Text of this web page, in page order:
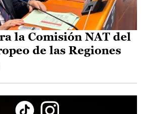
la Comisión NAT del
de las Regiones